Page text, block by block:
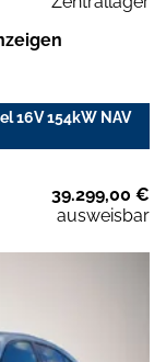
16V 154kW NAV
39.299,00 €
ausweisbar